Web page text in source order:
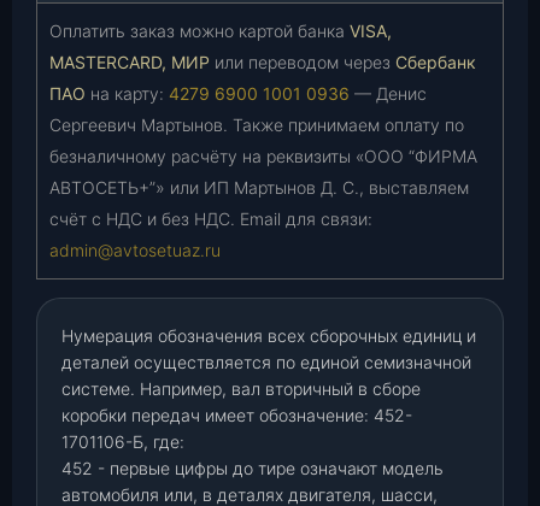
Оплатить заказ можно картой банка VISA,
MASTERCARD, МИР или переводом через Сбербанк
ПАО на карту: 4279 6900 1001 0936 — Денис
Сергеевич Мартынов. Также принимаем оплату по
безналичному расчёту на реквизиты «ООО “ФИРМА
АВТОСЕТЬ+”» или ИП Мартынов Д. С., выставляем
счёт с НДС и без НДС. Email для связи:
admin@avtosetuaz.ru
Нумерация обозначения всех сборочных единиц и
деталей осуществляется по единой семизначной
системе. Например, вал вторичный в сборе
коробки передач имеет обозначение: 452-
1701106-Б, где:
452 - первые цифры до тире означают модель
автомобиля или, в деталях двигателя, шасси,